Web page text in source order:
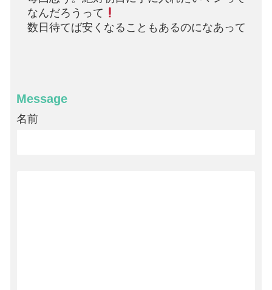
なんだろうって
数日待てば安くなることもあるのになあって
Message
名前